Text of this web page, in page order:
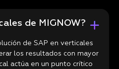
de MIGNOW?
de SAP en verticales
los resultados con mayor
actúa en un punto crítico